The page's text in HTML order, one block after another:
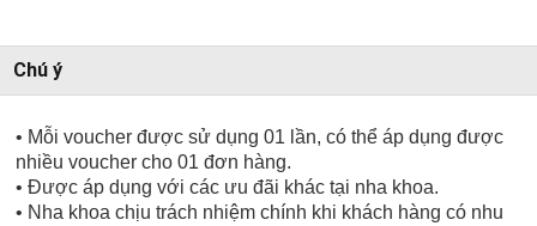
Chú ý
• Mỗi voucher được sử dụng 01 lần, có thể áp dụng được
nhiều voucher cho 01 đơn hàng.
• Được áp dụng với các ưu đãi khác tại nha khoa.
​• Nha khoa chịu trách nhiệm chính khi khách hàng có nhu